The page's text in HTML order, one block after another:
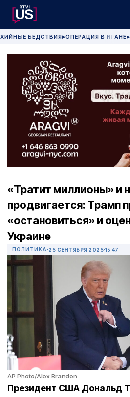
БЕДСТВИЯ▶ОПЕРАЦИЯ В ИРАНЕ▶
«Тратит миллионы» и
продвигается: Трамп
«остановиться» и
Украине
ПОЛИТИКА 25 СЕНТЯБРЯ 2025 15:47
AP Photo/Alex Brandon
Президент США Дональд